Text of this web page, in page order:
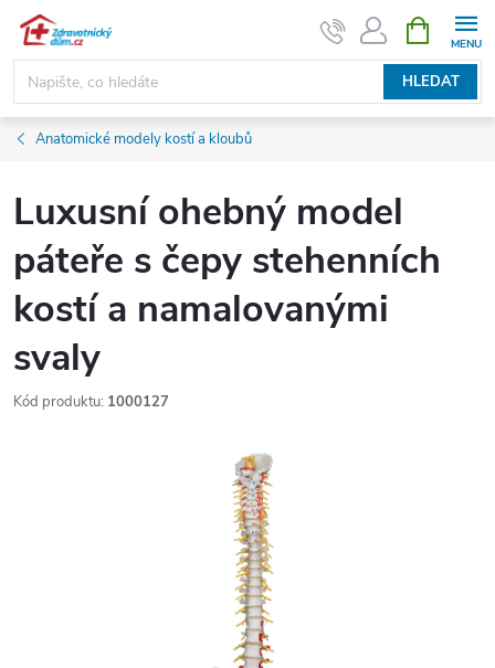
Přejít
obsah
HLEDAT
NÁKUPNÍ
KOŠÍK
Anatomické modely kostí a kloubů
Luxusní ohebný model
páteře s čepy stehenních
kostí a namalovanými
svaly
Kód produktu: 1000127